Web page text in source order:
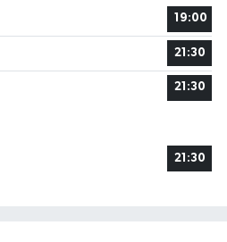
19:00
21:30
21:30
21:30